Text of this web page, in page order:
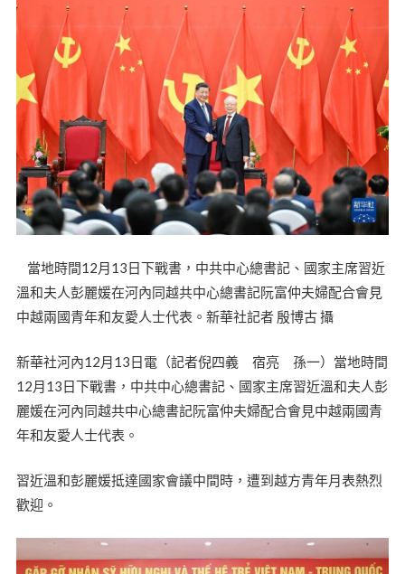
當地時間12月13日下戰書，中共中心總書記、國家主席習近
溫和夫人彭麗媛在河內同越共中心總書記阮富仲夫婦配合會見
中越兩國青年和友愛人士代表。新華社記者 殷博古 攝
新華社河內12月13日電（記者倪四義 宿亮 孫一）當地時間
12月13日下戰書，中共中心總書記、國家主席習近溫和夫人彭
麗媛在河內同越共中心總書記阮富仲夫婦配合會見中越兩國青
年和友愛人士代表。
習近溫和彭麗媛抵達國家會議中間時，遭到越方青年月表熱烈
歡迎。